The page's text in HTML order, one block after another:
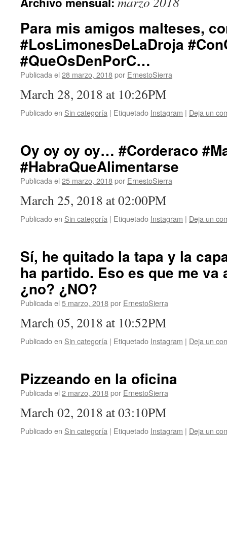
Para mis amigos malteses,
#LosLimonesDeLaDroja
#QueOsDenPorC…
Publicada el 28 marzo, 2018por ErnestoSierra
March 28, 2018 at 10:26PM
Publicado en Sin categoría | Etiquetado Instagram | Deja un
Oy oy oy oy… #Corderaco
#HabraQueAlimentarse
Publicada el 25 marzo, 2018por ErnestoSierra
March 25, 2018 at 02:00PM
Publicado en Sin categoría | Etiquetado Instagram | Deja un
Sí, he quitado la tapa y la
ha partido. Eso es que me va
¿no? ¿NO?
Publicada el 5 marzo, 2018por ErnestoSierra
March 05, 2018 at 10:52PM
Publicado en Sin categoría | Etiquetado Instagram | Deja un
Pizzeando en la oficina
Publicada el 2 marzo, 2018por ErnestoSierra
March 02, 2018 at 03:10PM
Publicado en Sin categoría | Etiquetado Instagram | Deja un